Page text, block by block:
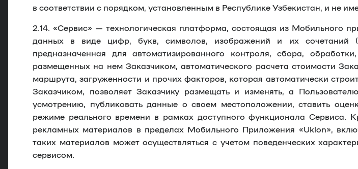
в соответствии с порядком, установленным в Республике Узбекистан, и не
2.14. «Сервис» — технологическая платформа, состоящая из Мобильного
данных в виде цифр, букв, символов, изображений и их сочетаний
предназначенная для автоматизированного контроля, сбора,
размещенных на нем Заказчиком, автоматического расчета стоимости
маршрута, загруженности и прочих факторов, которая автоматически
Заказчиком, позволяет Заказчику размещать и изменять, а
усмотрению, публиковать данные о своем местоположении, ставить
режиме реального времени в рамках доступного функционала Сервиса.
рекламных материалов в пределах Мобильного Приложения «Uklon»,
таких материалов может осуществляться с учетом поведенческих
сервисом.